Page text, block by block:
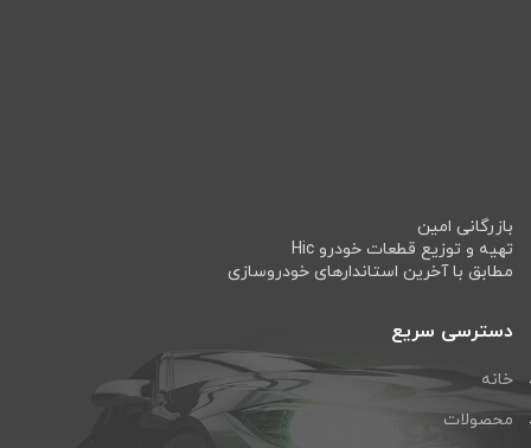
بازرگانی امین
تهیه و توزیع قطعات خودرو Hic
مطابق با آخرین استاندارهای خودروسازی
دسترسی سریع
خانه
محصولات